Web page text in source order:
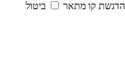
הדגשת קו מתאר
ביטול